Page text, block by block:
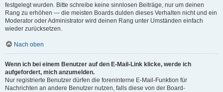
festgelegt wurden. Bitte schreibe keine sinnlosen Beiträge, nur um deinen
Rang zu erhöhen — die meisten Boards dulden dieses Verhalten nicht und ein
Moderator oder Administrator wird deinen Rang unter Umständen einfach
wieder zurücksetzen.
Nach oben
Wenn ich bei einem Benutzer auf den E-Mail-Link klicke, werde ich
aufgefordert, mich anzumelden.
Nur registrierte Benutzer dürfen die foreninterne E-Mail-Funktion für
Nachrichten an andere Benutzer nutzen, falls diese von der Board-